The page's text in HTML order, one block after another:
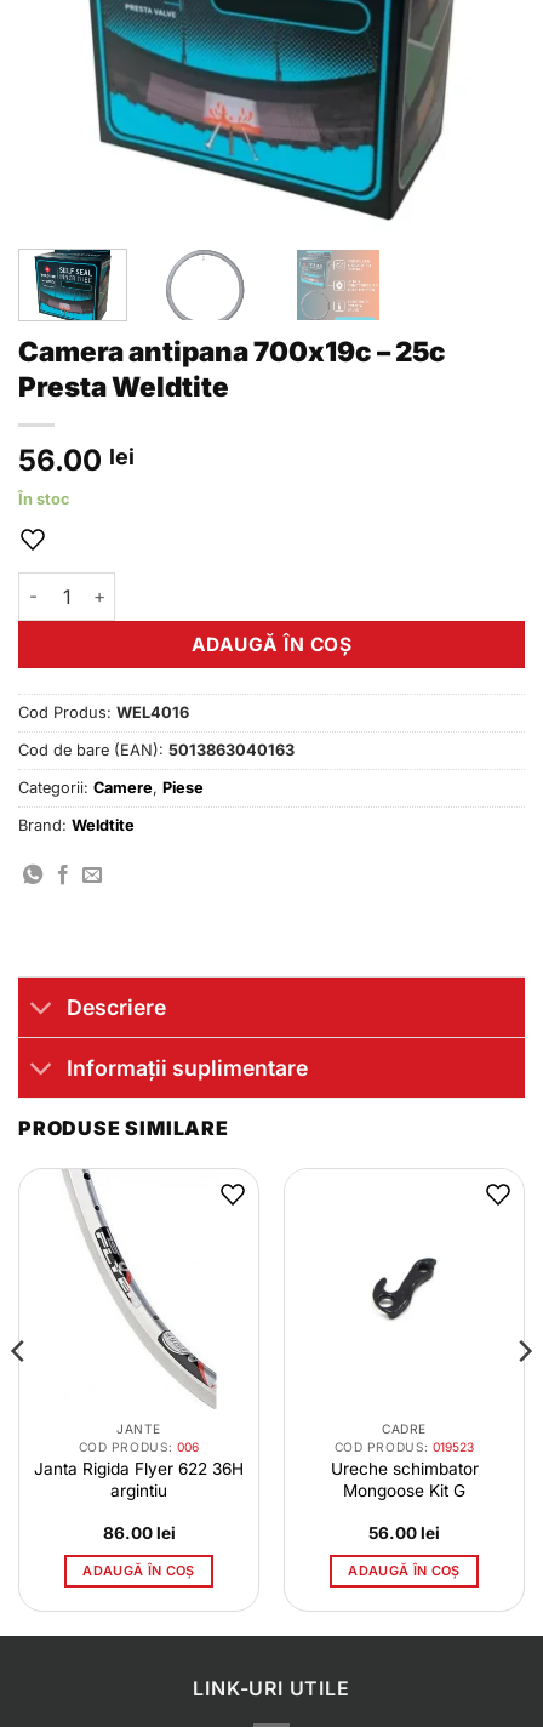
Camera antipana 700x19c – 25c
Presta Weldtite
56.00 lei
În stoc
Cantitate Camera antipana 700x19c - 25c Presta Weldtite
ADAUGĂ ÎN COȘ
Cod Produs: WEL4016
Cod de bare (EAN): 5013863040163
Categorii: Camere, Piese
Brand: Weldtite
Descriere
Informații suplimentare
PRODUSE SIMILARE
JANTE
COD PRODUS:006
Janta Rigida Flyer 622 36H
argintiu
86.00lei
ADAUGĂ ÎN COȘ
CADRE
COD PRODUS:019523
Ureche schimbator
Mongoose Kit G
56.00lei
ADAUGĂ ÎN COȘ
LINK-URI UTILE